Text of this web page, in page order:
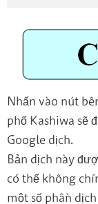
Nhấn vào nút
phố Kashiwa sẽ
Google dịch.
Bản dịch này
có thể không
một số phần